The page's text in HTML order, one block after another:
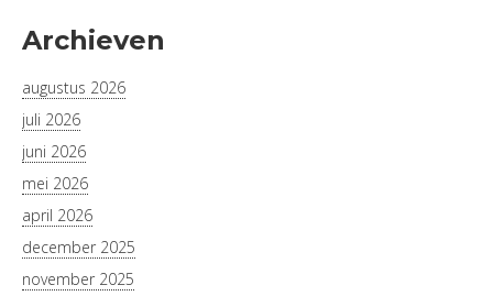
Archieven
augustus 2026
juli 2026
juni 2026
mei 2026
april 2026
december 2025
november 2025